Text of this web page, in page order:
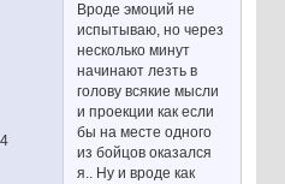
Вроде эмоций не
испытываю, но через
несколько минут
начинают лезть в
голову всякие мысли
и проекции как если
бы на месте одного
из бойцов оказался
я.. Ну и вроде как